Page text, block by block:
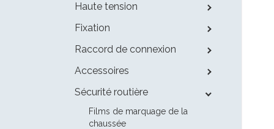
Haute tension
Fixation
Raccord de connexion
Accessoires
Sécurité routière
Films de marquage de la
chaussée